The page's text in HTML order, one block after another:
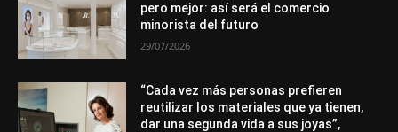
pero mejor: así será el comercio
minorista del futuro
29/07/2026
“Cada vez más personas prefieren
reutilizar los materiales que ya tienen,
dar una segunda vida a sus joyas”,